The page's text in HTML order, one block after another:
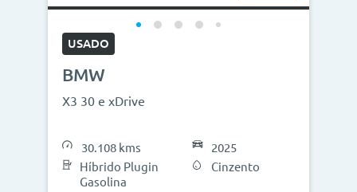
USADO
BMW
X3 30 e xDrive
30.108 kms
Híbrido Plugin
Gasolina
2025
Cinzento